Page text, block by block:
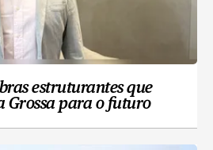
estruturantes que
Grossa para o futuro